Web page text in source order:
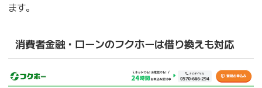
ます。
消費者金融・ローンのフクホーは借り換えも対応